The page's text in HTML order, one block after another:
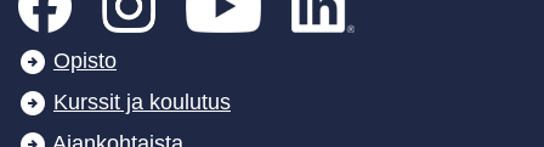
Opisto
Kurssit ja koulutus